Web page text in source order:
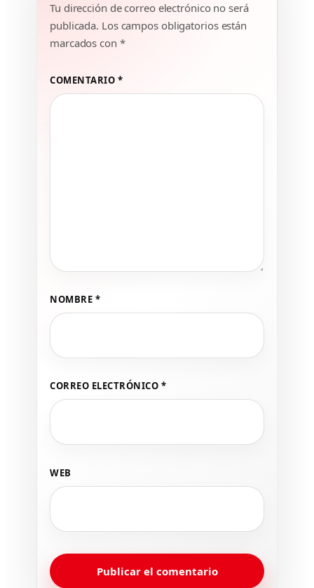
Tu dirección de correo electrónico no será
publicada. Los campos obligatorios están
marcados con *
COMENTARIO *
NOMBRE *
CORREO ELECTRÓNICO *
WEB